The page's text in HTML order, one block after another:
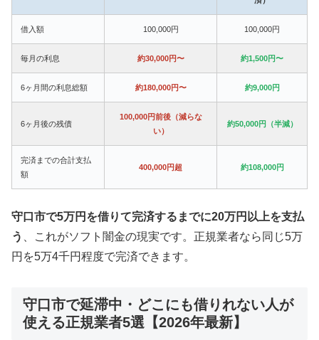
借入額 100,000円 100,000円
毎月の利息 約30,000円〜 約1,500円〜
6ヶ月間の利息総額 約180,000円〜 約9,000円
6ヶ月後の残債
100,000円前後（減らな
い）
約50,000円（半減）
完済までの合計支払
額
400,000円超 約108,000円
守口市で5万円を借りて完済するまでに20万円以上を支払
う
、これがソフト闇金の現実です。正規業者なら同じ5万
円を5万4千円程度で完済できます。
守口市で延滞中・どこにも借りれない人が
使える正規業者5選【2026年最新】